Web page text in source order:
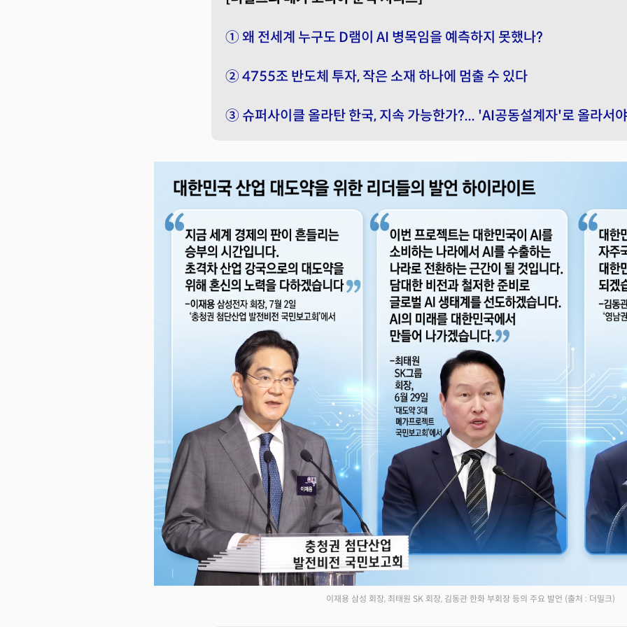
① 왜 전세계 누구도 D램이 AI 병목임을 예측하지 못했나?
② 4755조 반도체 투자, 작은 소재 하나에 멈출 수 있다
③ 슈퍼사이클 올라탄 한국, 지속 가능한가?... 'AI공동설계자'로 올라서야
이재용 삼성 회장, 최태원 SK 회장, 김동관 한화 부회장 등의 주요 발언 (출처 : 더밀크)